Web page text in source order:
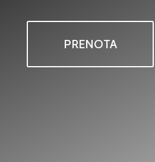
PRENOTA